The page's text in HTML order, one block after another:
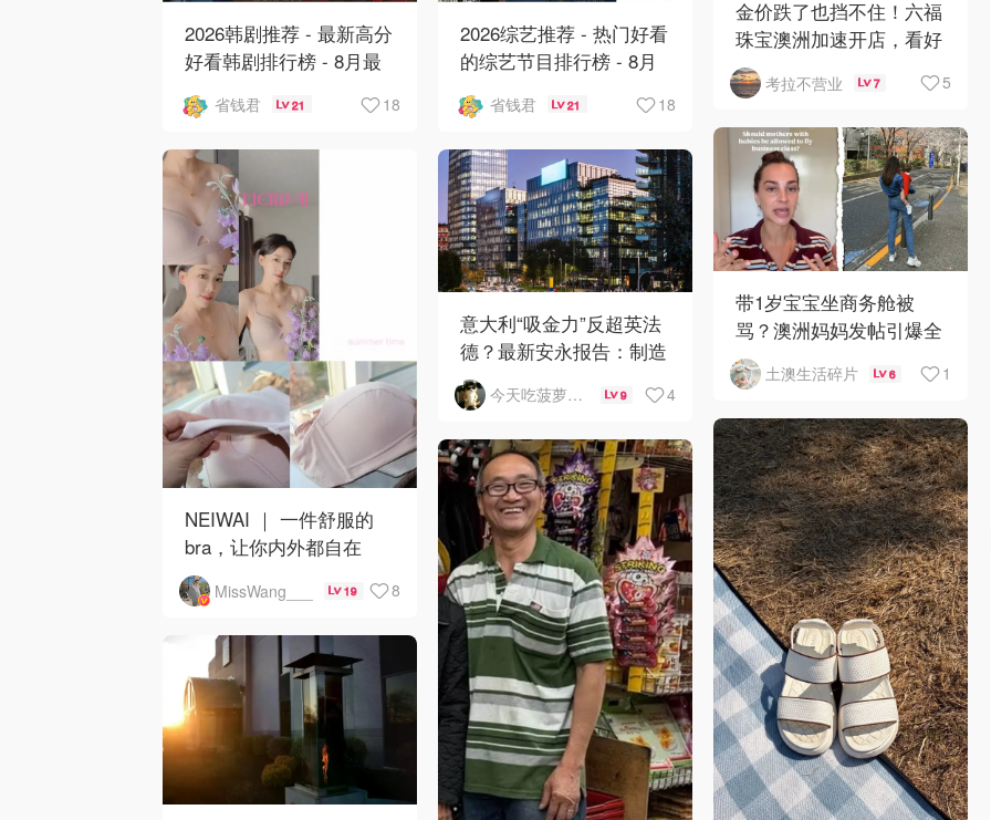
2026韩剧推荐 - 最新高分
好看韩剧排行榜 - 8月最
爱 》上线❣️
省钱君 21 18
2026综艺推荐 - 热门好看
的综艺节目排行榜 - 8月
归啦省钱君 21 18
金价跌了也挡不住！六福
珠宝澳洲加速开店，看好
华人购买力
考拉不营业 7 5
带1岁宝宝坐商务舱被
骂？澳洲妈妈发帖引爆全
网争议
土澳生活碎片 6 1
NEIWAI ｜ 一件舒服的
bra，让你内外都自在
MissWang___ 19 8
意大利“吸金力”反超英法
德？最新安永报告：制造
业与AI成投资新宠！
今天吃菠萝披萨了吗 9 4